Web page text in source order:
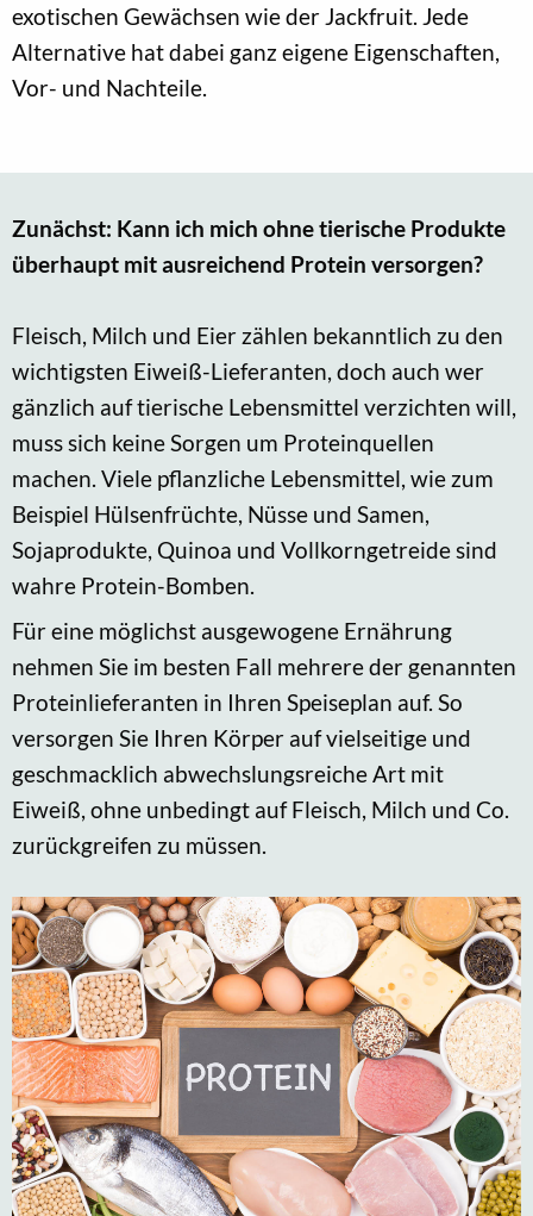
exotischen Gewächsen wie der Jackfruit. Jede
Alternative hat dabei ganz eigene Eigenschaften,
Vor- und Nachteile.
Zunächst: Kann ich mich ohne tierische Produkte
überhaupt mit ausreichend Protein versorgen?
Fleisch, Milch und Eier zählen bekanntlich zu den
wichtigsten Eiweiß-Lieferanten, doch auch wer
gänzlich auf tierische Lebensmittel verzichten will,
muss sich keine Sorgen um Proteinquellen
machen. Viele pflanzliche Lebensmittel, wie zum
Beispiel Hülsenfrüchte, Nüsse und Samen,
Sojaprodukte, Quinoa und Vollkorngetreide sind
wahre Protein-Bomben.
Für eine möglichst ausgewogene Ernährung
nehmen Sie im besten Fall mehrere der genannten
Proteinlieferanten in Ihren Speiseplan auf. So
versorgen Sie Ihren Körper auf vielseitige und
geschmacklich abwechslungsreiche Art mit
Eiweiß, ohne unbedingt auf Fleisch, Milch und Co.
zurückgreifen zu müssen.